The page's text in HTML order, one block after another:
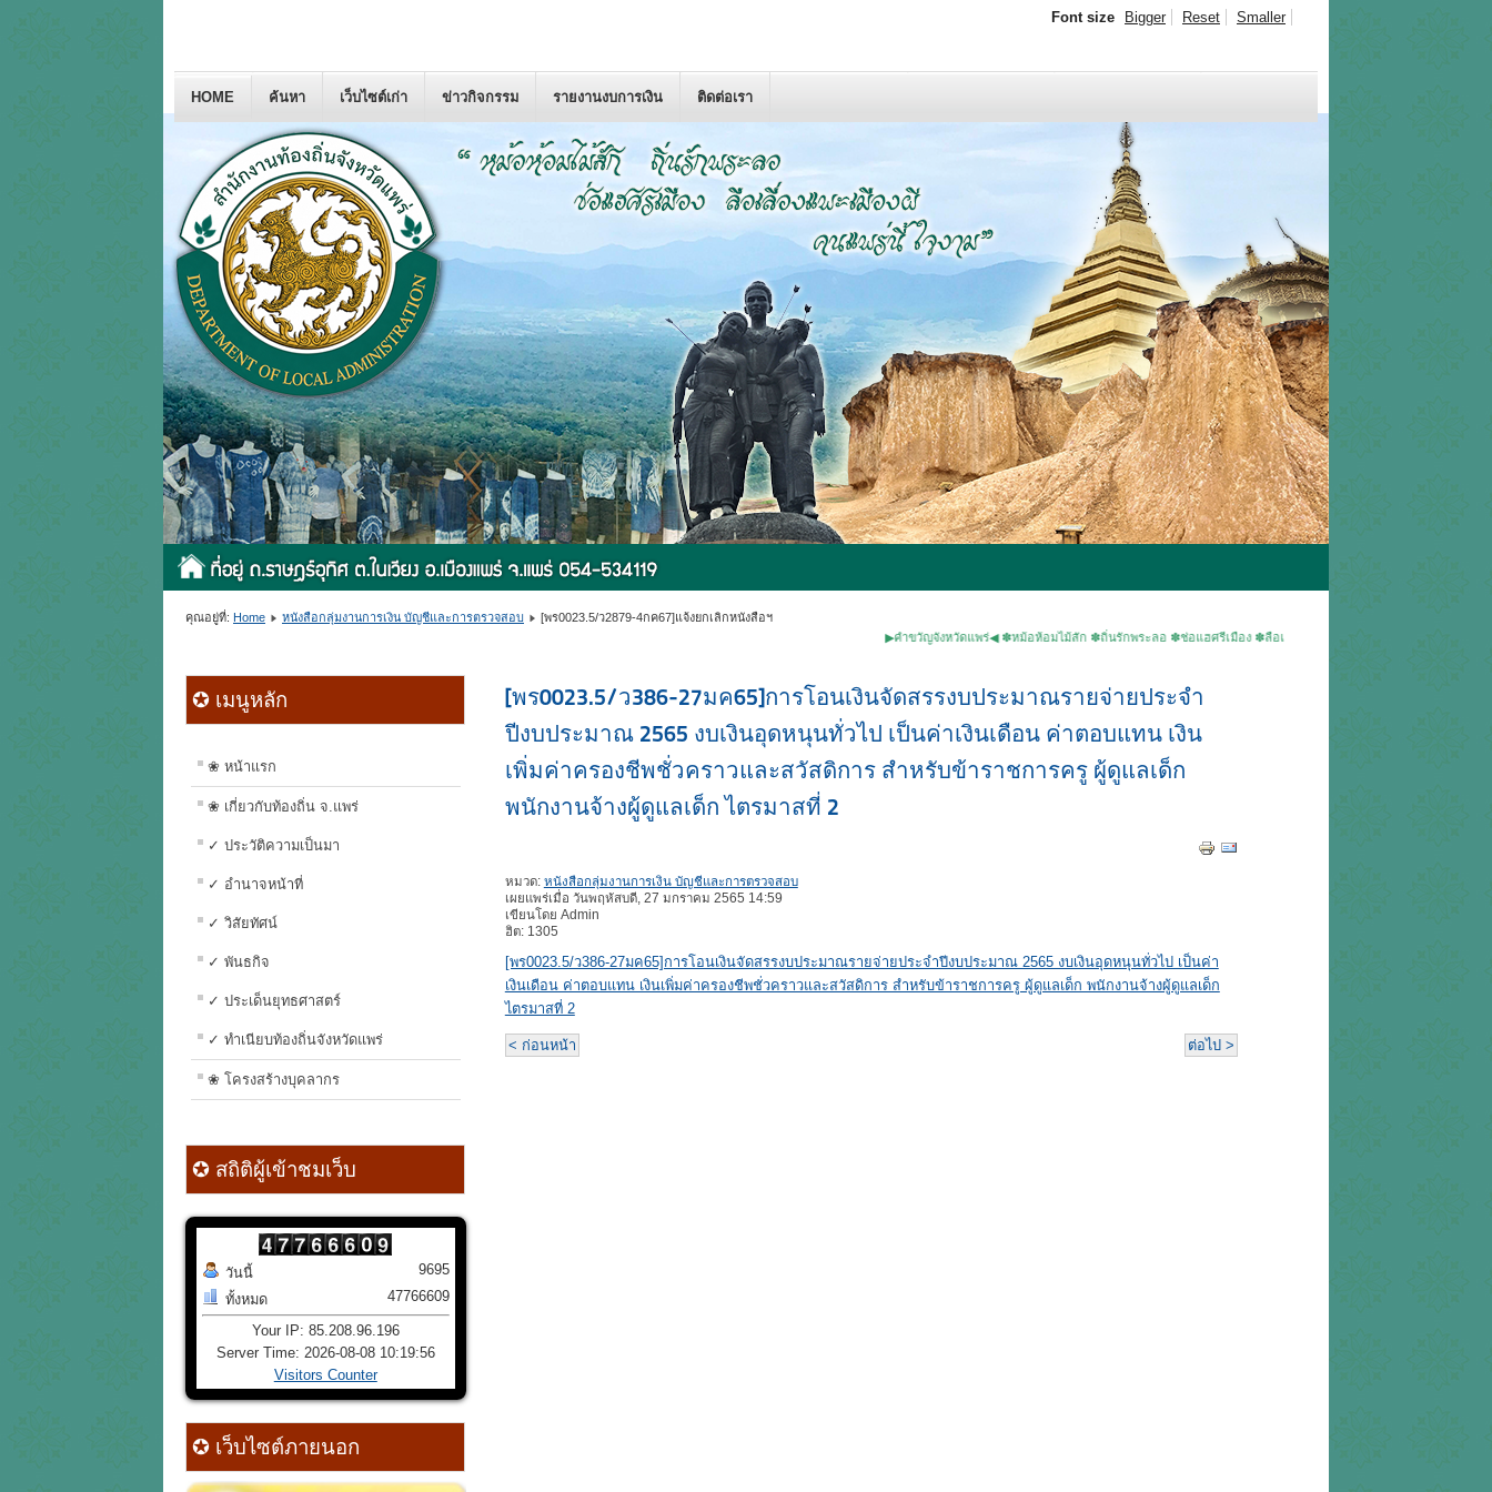
HOME ค้นหา เว็บไซต์เก่า ข่าวกิจกรรม รายงานงบการเงิน ติดต่อเรา
Font size Bigger Reset Smaller
คุณอยู่ที่: Home หนังสือกลุ่มงานการเงิน บัญชีและการตรวจสอบ
[พร0023.5/ว2879-4กค67]แจ้งยกเลิกหนังสือฯ
▶คำขวัญจังหวัดแพร่◀ ✽หม้อห้อมไม้สัก ✽ถิ่นรักพระลอ ✽ช่อแฮศรีเมือง ✽ลือเลื่องแพะเมืองผี ✽คนแพร่นี้ใจงาม ▶ยินดีต้อนรับเข้
✪ เมนูหลัก
❀ หน้าแรก
❀ เกี่ยวกับท้องถิ่น จ.แพร่
✓ ประวัติความเป็นมา
✓ อำนาจหน้าที่
✓ วิสัยทัศน์
✓ พันธกิจ
✓ ประเด็นยุทธศาสตร์
✓ ทำเนียบท้องถิ่นจังหวัดแพร่
❀ โครงสร้างบุคลากร
✪ สถิติผู้เข้าชมเว็บ
วันนี้
ทั้งหมด
9695
47766609
Your IP: 85.208.96.196
Server Time: 2026-08-08 10:19:56
Visitors Counter
✪ เว็บไซต์ภายนอก
[พร0023.5/ว386-27มค65]การโอนเงินจัดสรรงบประมาณรายจ่ายประจำ
ปีงบประมาณ 2565 งบเงินอุดหนุนทั่วไป เป็นค่าเงินเดือน ค่าตอบแทน เงิน
เพิ่มค่าครองชีพชั่วคราวและสวัสดิการ สำหรับข้าราชการครู ผู้ดูแลเด็ก
พนักงานจ้างผู้ดูแลเด็ก ไตรมาสที่ 2
หมวด: หนังสือกลุ่มงานการเงิน บัญชีและการตรวจสอบ
เผยแพร่เมื่อ วันพฤหัสบดี, 27 มกราคม 2565 14:59
เขียนโดย Admin
ฮิต: 1305
[พร0023.5/ว386-27มค65]การโอนเงินจัดสรรงบประมาณรายจ่ายประจำปีงบประมาณ 2565 งบเงินอุดหนุนทั่วไป เป็นค่า
เงินเดือน ค่าตอบแทน เงินเพิ่มค่าครองชีพชั่วคราวและสวัสดิการ สำหรับข้าราชการครู ผู้ดูแลเด็ก พนักงานจ้างผู้ดูแลเด็ก
ไตรมาสที่ 2
< ก่อนหน้า ต่อไป >